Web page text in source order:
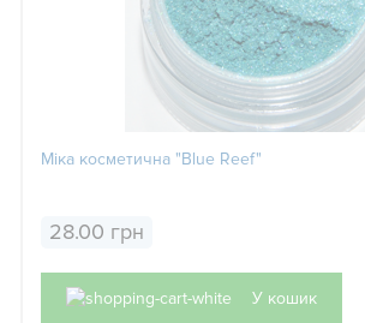
Міка косметична "Blue Reef"
28.00 грн
У кошик